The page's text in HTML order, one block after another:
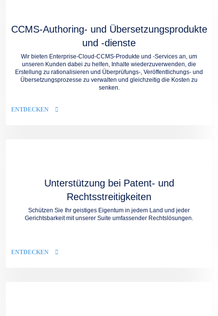
CCMS-Authoring- und Übersetzungsprodukte
und -dienste
Wir bieten Enterprise-Cloud-CCMS-Produkte und -Services an, um
unseren Kunden dabei zu helfen, Inhalte wiederzuverwenden, die
Erstellung zu rationalisieren und Überprüfungs-, Veröffentlichungs- und
Übersetzungsprozesse zu verwalten und gleichzeitig die Kosten zu
senken.
ENTDECKEN
Unterstützung bei Patent- und
Rechtsstreitigkeiten
Schützen Sie Ihr geistiges Eigentum in jedem Land und jeder
Gerichtsbarkeit mit unserer Suite umfassender Rechtslösungen.
ENTDECKEN